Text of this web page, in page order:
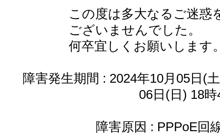
この度は多大なるご迷惑
ございませんでした。
何卒宜しくお願いします
障害発生期間 : 2024年10月05日(
06日(日) 18
障害原因 : PPPoE回